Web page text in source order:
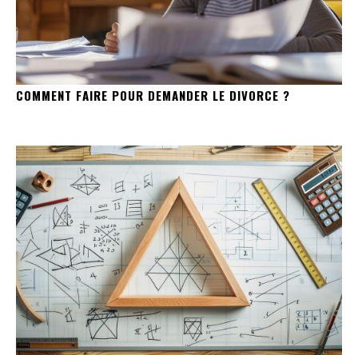
COMMENT FAIRE POUR DEMANDER LE DIVORCE ?